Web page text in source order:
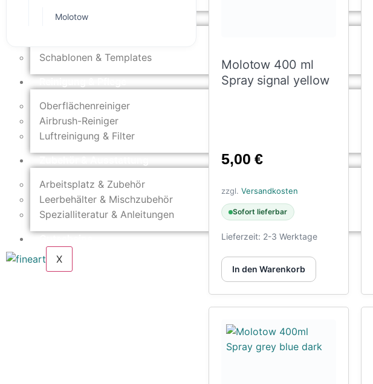
Maskierung & Schablonen
Schablonen & Templates
Oberflächenreiniger
Airbrush-Reiniger
Luftreinigung & Filter
Arbeitsplatz & Zubehör
Leerbehälter & Mischzubehör
Spezialliteratur & Anleitungen
X
Molotow
Molotow 400 ml
Spray signal yellow
5,00€
zzgl.Versandkosten
Sofort lieferbar
Lieferzeit: 2-3 Werktage
In den Warenkorb